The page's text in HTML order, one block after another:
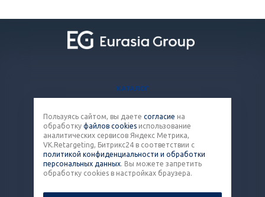
КАТАЛОГ
ВОПРОСЫ И ОТВЕТЫ
КОНТАКТЫ
8 (800) 301-43-86
pack@eq-mail.ru
Пользуясь сайтом, вы даете согласие на
обработку файлов cookies использование
аналитических сервисов Яндекс Метрика,
VK.Retargeting, Битрикс24 в соответствии с
политикой конфиденциальности и обработки
персональных данных. Вы можете запретить
обработку cookies в настройках браузера.